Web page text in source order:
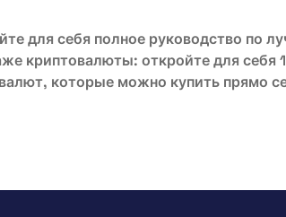
для себя полное руководство по
криптовалюты: откройте для себя
которые можно купить прямо